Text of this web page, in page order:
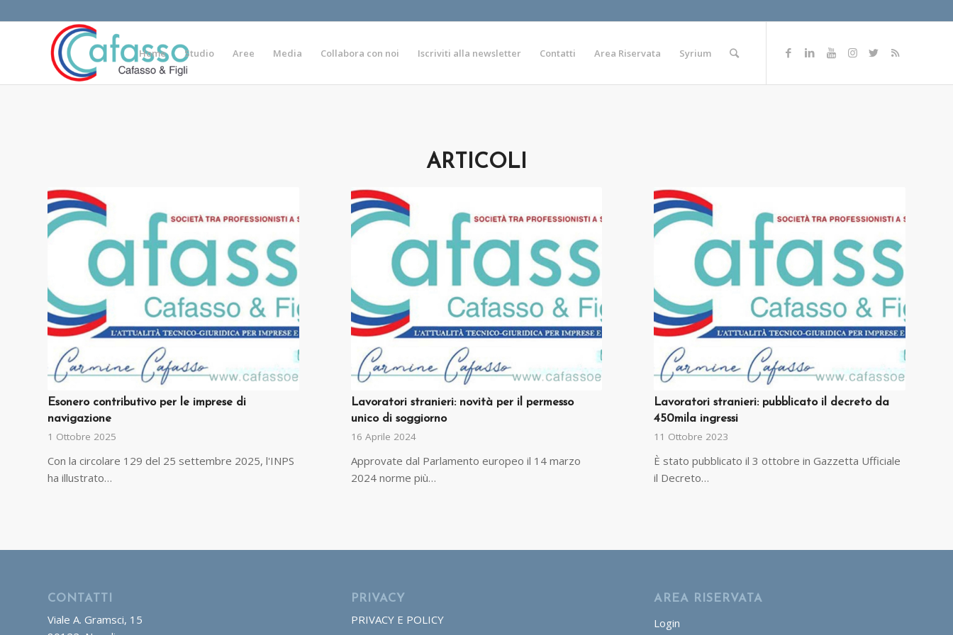
Home Studio Aree Media Collabora con noi Iscriviti alla newsletter Contatti Area Riservata Syrium
ARTICOLI
Esonero contributivo per le imprese di
navigazione
1 Ottobre 2025
Con la circolare 129 del 25 settembre 2025, l'INPS
ha illustrato…
Lavoratori stranieri: novità per il permesso
unico di soggiorno
16 Aprile 2024
Approvate dal Parlamento europeo il 14 marzo
2024 norme più…
Lavoratori stranieri: pubblicato il decreto da
450mila ingressi
11 Ottobre 2023
È stato pubblicato il 3 ottobre in Gazzetta Ufficiale
il Decreto…
CONTATTI
Viale A. Gramsci, 15
PRIVACY
PRIVACY E POLICY
AREA RISERVATA
Login